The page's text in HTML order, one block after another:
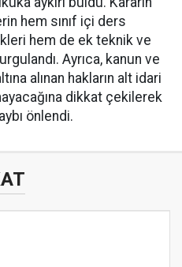
hem sınıf içi ders
hem de ek teknik ve
Ayrıca, kanun ve
alınan hakların alt idari
dikkat çekilerek
önlendi.